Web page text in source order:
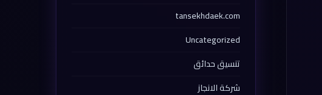
tansekhdaek.com
Uncategorized
تنسيق حدائق
شركة الانجاز